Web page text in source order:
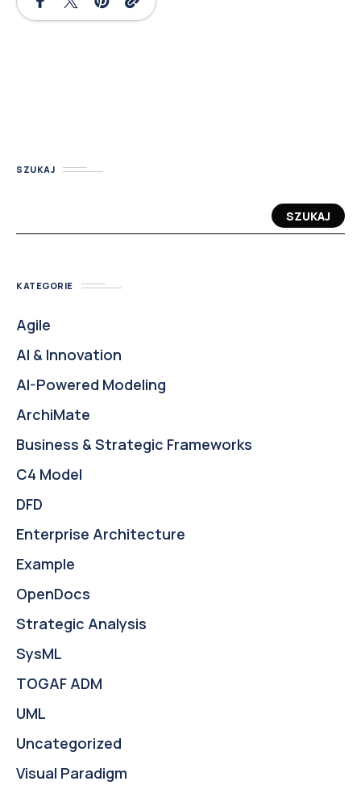
SZUKAJ
SZUKAJ
KATEGORIE
Agile
AI & Innovation
AI-Powered Modeling
ArchiMate
Business & Strategic Frameworks
C4 Model
DFD
Enterprise Architecture
Example
OpenDocs
Strategic Analysis
SysML
TOGAF ADM
UML
Uncategorized
Visual Paradigm